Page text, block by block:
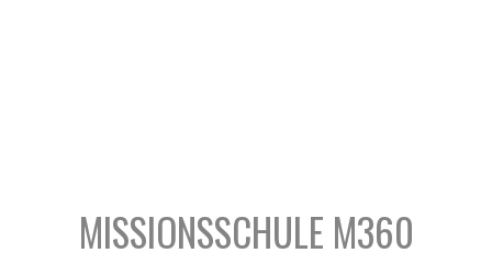
MISSIONSSCHULE M360